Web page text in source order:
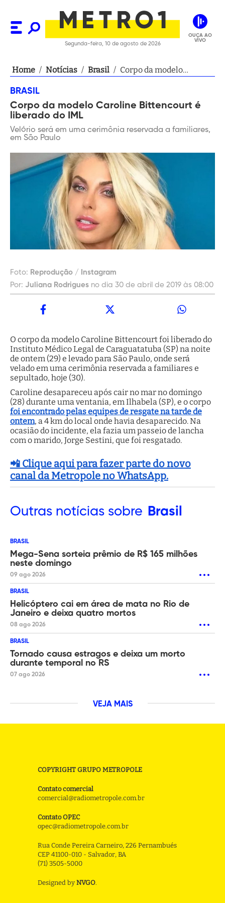
Segunda-feira, 10 de agosto de 2026
OUÇA AO
VIVO
Home / Notícias / Brasil / Corpo da modelo
BRASIL
Corpo da modelo Caroline Bittencourt é
liberado do IML
Velório será em uma cerimônia reservada a familiares,
em São Paulo
Foto: Reprodução / Instagram
Por: Juliana Rodrigues no dia 30 de abril de 2019 às 08:00
O corpo da modelo Caroline Bittencourt foi liberado do
Instituto Médico Legal de Caraguatatuba (SP) na noite
de ontem (29) e levado para São Paulo, onde será
velado em uma cerimônia reservada a familiares e
sepultado, hoje (30).
Caroline desapareceu após cair no mar no domingo
(28) durante uma ventania, em Ilhabela (SP), e o corpo
foi encontrado pelas equipes de resgate na tarde de
ontem, a 4 km do local onde havia desaparecido. Na
ocasião do incidente, ela fazia um passeio de lancha
com o marido, Jorge Sestini, que foi resgatado.
📲 Clique aqui para fazer parte do novo
canal da Metropole no WhatsApp.
Outras notícias sobre Brasil
BRASIL
Mega-Sena sorteia prêmio de R$ 165 milhões
neste domingo
09 ago 2026
BRASIL
Helicóptero cai em área de mata no Rio de
Janeiro e deixa quatro mortos
08 ago 2026
BRASIL
Tornado causa estragos e deixa um morto
durante temporal no RS
07 ago 2026
VEJA MAIS
COPYRIGHT GRUPO METROPOLE
Contato comercial
comercial@radiometropole.com.br
Contato OPEC
opec@radiometropole.com.br
Rua Conde Pereira Carneiro, 226 Pernambués
CEP 41100-010 - Salvador, BA
(71) 3505-5000
Designed by NVGO.